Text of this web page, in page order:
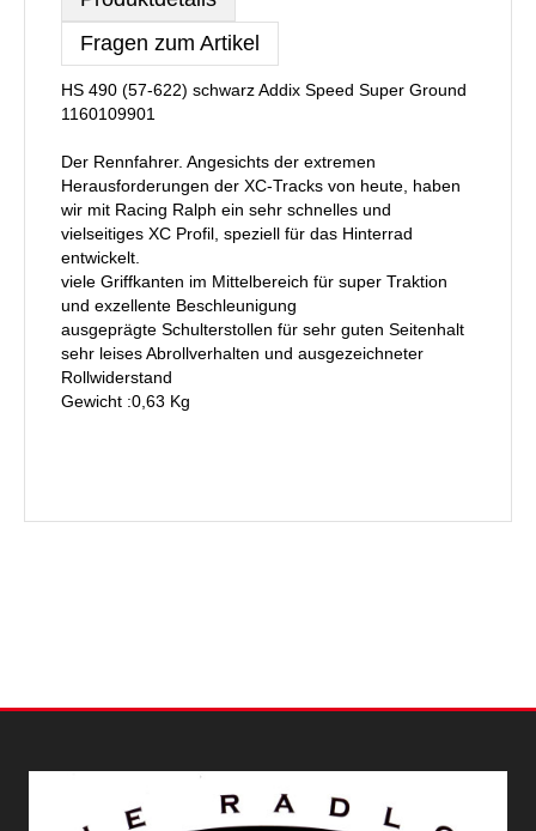
Fragen zum Artikel
HS 490 (57-622) schwarz Addix Speed Super Ground
1160109901
Der Rennfahrer. Angesichts der extremen
Herausforderungen der XC-Tracks von heute, haben
wir mit Racing Ralph ein sehr schnelles und
vielseitiges XC Profil, speziell für das Hinterrad
entwickelt.
viele Griffkanten im Mittelbereich für super Traktion
und exzellente Beschleunigung
ausgeprägte Schulterstollen für sehr guten Seitenhalt
sehr leises Abrollverhalten und ausgezeichneter
Rollwiderstand
Gewicht :0,63 Kg